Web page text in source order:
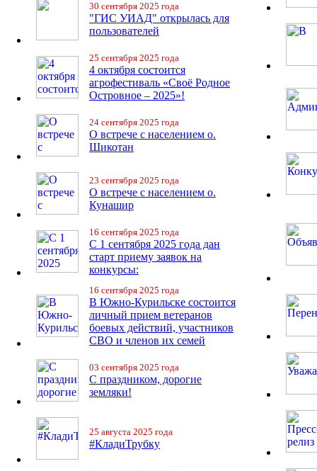
30 сентября 2025 года
"ГИС УИАД" открылась для
пользователей
25 сентября 2025 года
4 октября состоится
агрофестиваль «Своё Родное
Островное – 2025»!
24 сентября 2025 года
О встрече с населением о.
Шикотан
23 сентября 2025 года
О встрече с населением о.
Кунашир
16 сентября 2025 года
С 1 сентября 2025 года дан
старт приему заявок на
конкурсы:
16 сентября 2025 года
В Южно-Курильске состоится
личный прием ветеранов
боевых действий, участников
СВО и членов их семей
03 сентября 2025 года
С праздником, дорогие
земляки!
25 августа 2025 года
#КладиТрубку